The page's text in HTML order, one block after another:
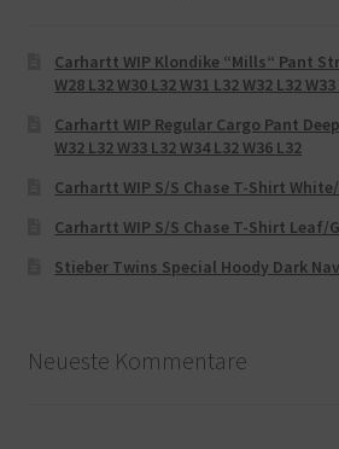
Carhartt WIP Klondike “Mills“ Pant
W28 L32 W30 L32 W31 L32 W32 L32
Carhartt WIP Regular Cargo Pant
W32 L32 W33 L32 W34 L32 W36 L32
Carhartt WIP S/S Chase T-Shirt White/
Carhartt WIP S/S Chase T-Shirt Leaf/
Stieber Twins Special Hoody Dark
Neueste Kommentare